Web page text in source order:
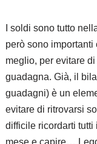
I soldi sono tutto
però sono importanti
meglio, per evitare
guadagna. Già, il
guadagni) è un
evitare di ritrovarsi
difficile ricordarti tutti
mese e capire…